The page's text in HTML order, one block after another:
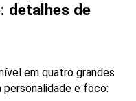
detalhes de
em quatro grandes
personalidade e foco: